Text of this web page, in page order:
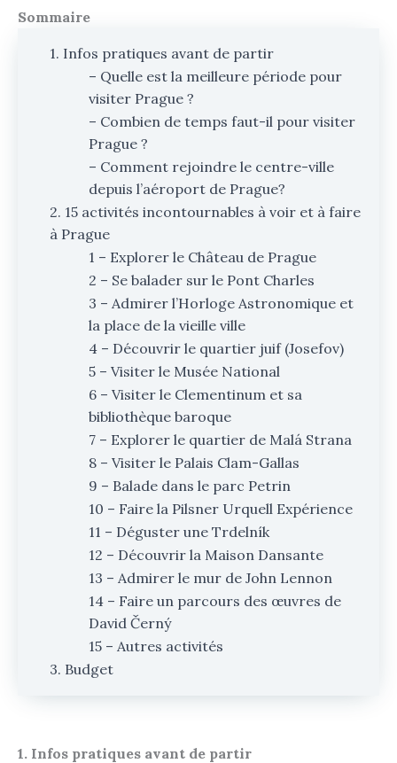
Sommaire
1. Infos pratiques avant de partir
– Quelle est la meilleure période pour
visiter Prague ?
– Combien de temps faut-il pour visiter
Prague ?
– Comment rejoindre le centre-ville
depuis l’aéroport de Prague?
2. 15 activités incontournables à voir et à faire
à Prague
1 – Explorer le Château de Prague
2 – Se balader sur le Pont Charles
3 – Admirer l’Horloge Astronomique et
la place de la vieille ville
4 – Découvrir le quartier juif (Josefov)
5 – Visiter le Musée National
6 – Visiter le Clementinum et sa
bibliothèque baroque
7 – Explorer le quartier de Malá Strana
8 – Visiter le Palais Clam-Gallas
9 – Balade dans le parc Petrin
10 – Faire la Pilsner Urquell Expérience
11 – Déguster une Trdelník
12 – Découvrir la Maison Dansante
13 – Admirer le mur de John Lennon
14 – Faire un parcours des œuvres de
David Černý
15 – Autres activités
3. Budget
1. Infos pratiques avant de partir